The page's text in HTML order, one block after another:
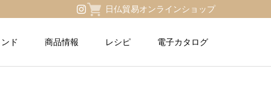
日仏貿易オンラインショップ
ド 商品情報 レシピ 電子カタログ